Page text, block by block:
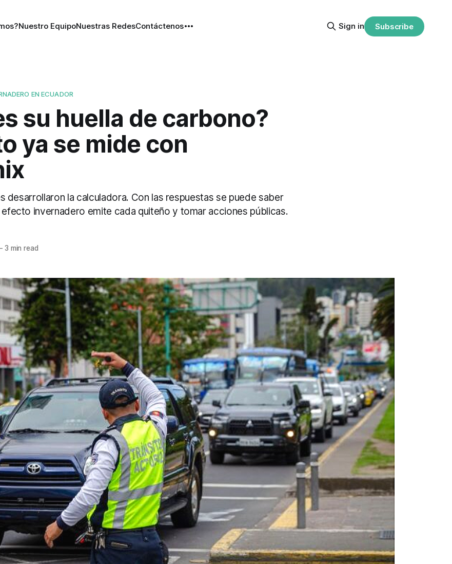
Nuestro EquipoNuestras RedesContáctenos Sign in Subscribe
EN ECUADOR
su huella de carbono?
ya se mide con
desarrollaron la calculadora. Con las respuestas se puede saber
invernadero emite cada quiteño y tomar acciones públicas.
3 min read